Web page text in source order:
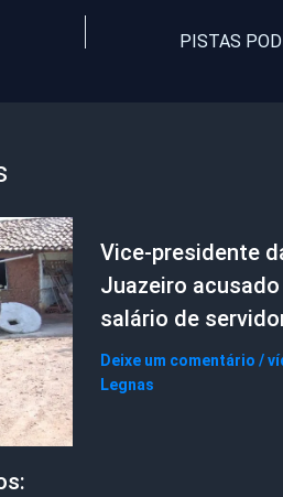
Vice-presidente
Juazeiro
salário de
Deixe um comentário /
Legnas